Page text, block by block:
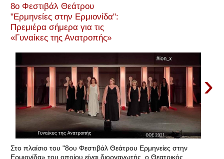
8ο Φεστιβάλ Θεάτρου
"Ερμηνείες στην Ερμιονίδα":
Πρεμιέρα σήμερα για τις
«Γυναίκες της Ανατροπής»
›
Στο πλαίσιο του "8ου Φεστιβάλ Θεάτρου Ερμηνείες στην
Ερμιονίδα» του οποίου είναι διοργανωτής, ο Θεατρικός